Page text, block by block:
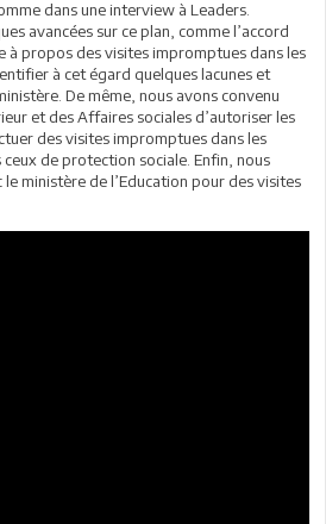
dans une interview à Leaders.
avancées sur ce plan, comme l’accord
à propos des visites impromptues dans les
à cet égard quelques lacunes et
De même, nous avons convenu
et des Affaires sociales d’autoriser les
des visites impromptues dans les
de protection sociale. Enfin, nous
le ministère de l’Education pour des visites